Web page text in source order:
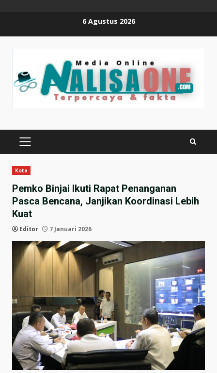
6 Agustus 2026
PRIMARY
Kota
Pemko Binjai Ikuti Rapat Penanganan
Pasca Bencana, Janjikan Koordinasi Lebih
Kuat
Editor 7 Januari 2026